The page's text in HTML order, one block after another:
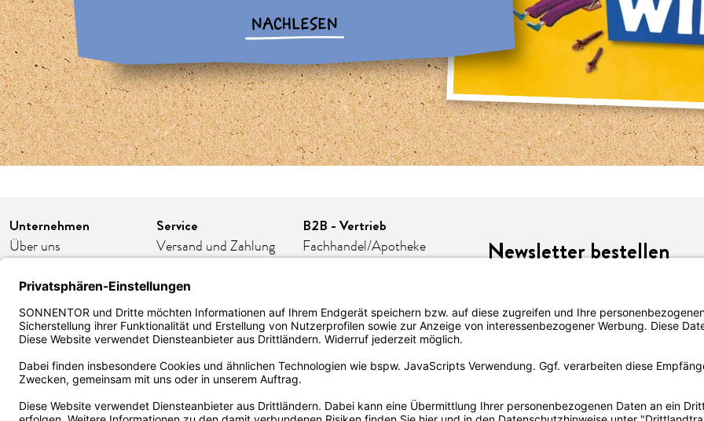
NACHLESEN
Unternehmen
Über uns
Presse
Kooperationen
Impressum
Datenschutz
Barrierefreiheit
Service
Versand und Zahlung
Kontakt
AGB
Widerruf/Retoure
Cookie-Einstellungen
Kund:innen Klub
B2B - Vertrieb
Fachhandel/Apotheke
Firmengeschenke
Bestellplattform-
ORDERLION
Zertifikate
Newsletter bestellen